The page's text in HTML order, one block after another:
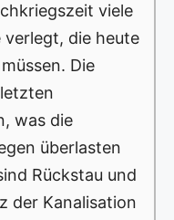
viele
verlegt, die heute
Die
was die
überlasten
Rückstau und
der Kanalisation